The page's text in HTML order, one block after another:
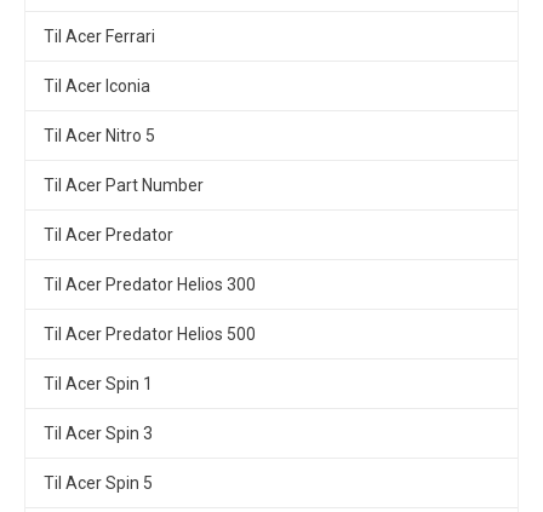
Til Acer Ferrari
Til Acer Iconia
Til Acer Nitro 5
Til Acer Part Number
Til Acer Predator
Til Acer Predator Helios 300
Til Acer Predator Helios 500
Til Acer Spin 1
Til Acer Spin 3
Til Acer Spin 5